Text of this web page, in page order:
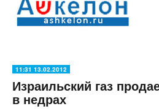
11:31 13.02.2012
Израильский газ
в недрах